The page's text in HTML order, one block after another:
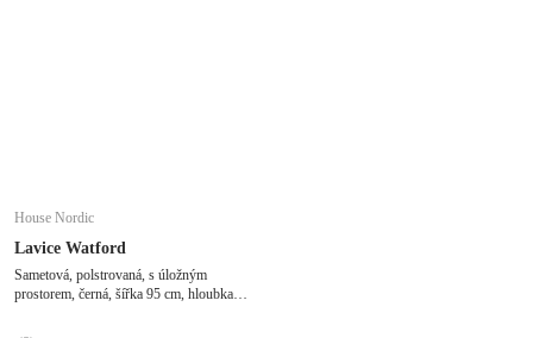
House Nordic
Lavice Watford
Sametová, polstrovaná, s úložným
prostorem, černá, šířka 95 cm, hloubka